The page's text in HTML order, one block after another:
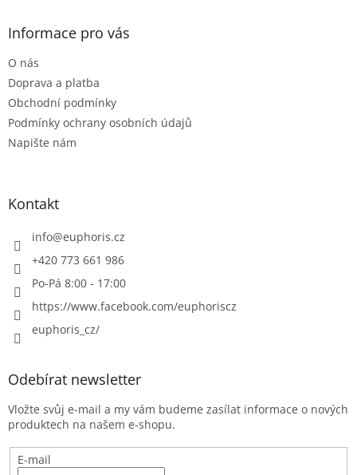
Informace pro vás
O nás
Doprava a platba
Obchodní podmínky
Podmínky ochrany osobních údajů
Napište nám
Kontakt
info@euphoris.cz
+420 773 661 986
Po-Pá 8:00 - 17:00
https://www.facebook.com/euphoriscz
euphoris_cz/
Odebírat newsletter
Vložte svůj e-mail a my vám budeme zasílat informace o nových
produktech na našem e-shopu.
E-mail